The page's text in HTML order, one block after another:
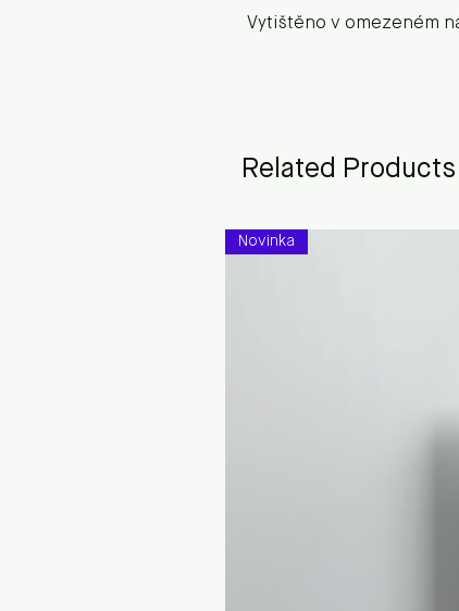
Vytištěno v omezeném
Related Products
Novinka